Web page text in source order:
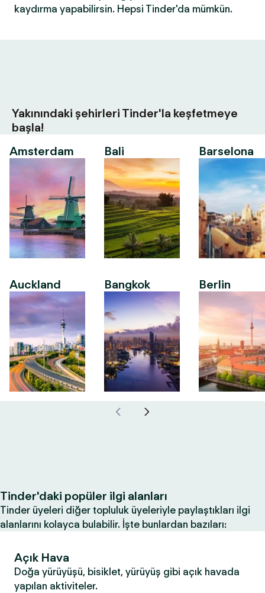
kaydırma yapabilirsin. Hepsi Tinder'da mümkün.
Yakınındaki şehirleri Tinder'la keşfetmeye
başla!
Amsterdam
Auckland
Bali
Bangkok
Barselona
Berlin
Tinder'daki popüler ilgi alanları
Tinder üyeleri diğer topluluk üyeleriyle paylaştıkları ilgi
alanlarını kolayca bulabilir. İşte bunlardan bazıları:
Açık Hava
Doğa yürüyüşü, bisiklet, yürüyüş gibi açık havada
yapılan aktiviteler.